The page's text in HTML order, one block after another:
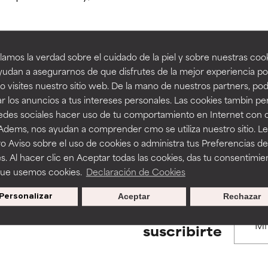
la verdad sobre el cuidado de la piel y sobre nuestras
a asegurarnos de que disfrutes de la mejor experiencia
visites nuestro sitio web. De la mano de nuestros partners,
los anuncios a tus intereses personales. Las cookies tambin
sociales hacer uso de tu comportamiento en Internet con
nos ayudan a comprender cmo se utiliza nuestro sitio.
Aviso sobre el uso de cookies o administra tus Preferencias de
Al hacer clic en Aceptar todas las cookies, das tu
usemos cookies. Declaración de Cookies
Personalizar Rechazar
Aceptar
BACK TO SEARCH
to assess ingredients in this dictionary. Regulations
tan beneficiosos como los de la categoría excelente, suelen ser
la estabilidad o la absorción de una fórmula.
ciertas limitaciones en cuanto a su apariencia, estabilidad o
básicos o que no cuentan con suficiente respaldo científico.
algunos beneficios se recomienda evitarlo por su
efectos adversos como irritación, inflamación o
se utiliza en altas concentraciones o junto con otros
tan beneficiosos como los de la categoría excelente, suelen ser
la estabilidad o la absorción de una fórmula.
ciertas limitaciones en cuanto a su apariencia, estabilidad o
básicos o que no cuentan con suficiente respaldo científico.
algunos beneficios se recomienda evitarlo por su
efectos adversos como irritación, inflamación o
se utiliza en altas concentraciones o junto con otros
suscribirte